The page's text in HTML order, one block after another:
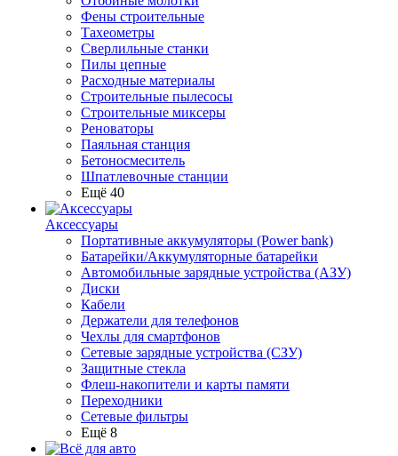
Фены строительные
Тахеометры
Сверлильные станки
Пилы цепные
Расходные материалы
Строительные пылесосы
Строительные миксеры
Реноваторы
Паяльная станция
Бетоносмеситель
Шпатлевочные станции
Ещё 40
Аксессуары
Портативные аккумуляторы (Power bank)
Батарейки/Аккумуляторные батарейки
Автомобильные зарядные устройства (АЗУ)
Диски
Кабели
Держатели для телефонов
Чехлы для смартфонов
Сетевые зарядные устройства (СЗУ)
Защитные стекла
Флеш-накопители и карты памяти
Переходники
Сетевые фильтры
Ещё 8